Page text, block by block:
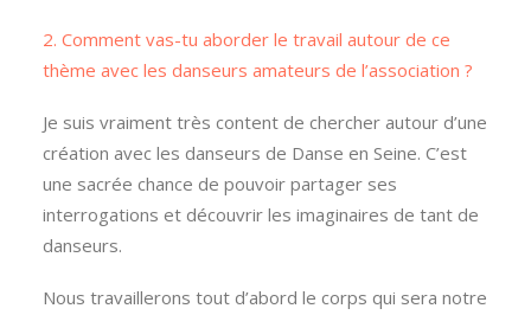
2. Comment vas-tu aborder le travail autour de ce
thème avec les danseurs amateurs de l’association ?
Je suis vraiment très content de chercher autour d’une
création avec les danseurs de Danse en Seine. C’est
une sacrée chance de pouvoir partager ses
interrogations et découvrir les imaginaires de tant de
danseurs.
Nous travaillerons tout d’abord le corps qui sera notre